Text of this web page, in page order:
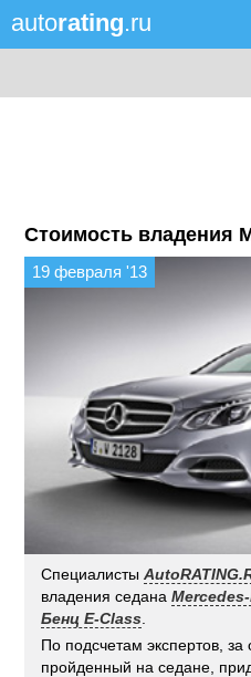
autorating.ru
Стоимость владения
19 февраля '13
Специалисты
владения седана
Бенц E-Class
По подсчетам экспертов, за
пройденный на седане,